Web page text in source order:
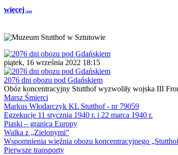
więcej ...
piątek, 16 września 2022 18:15
2076 dni obozu pod Gdańskiem
Obóz koncentracyjny Stutthof wyzwoliły wojska III
Marsz Śmierci
Markus Włodarczyk KL Stutthof - nr 79059
Egzekucje 11 stycznia 1940 r. i 22 marca 1940 r.
Piaski – granica Europy
Walka z „Zielonymi”
Wspomnienia więźnia obozu koncentracyjnego
Pierwsze transporty